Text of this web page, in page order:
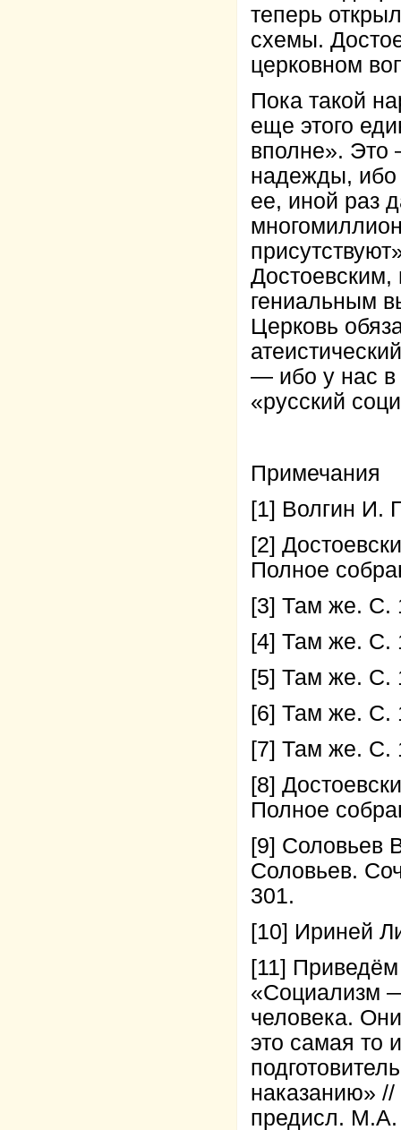
теперь
схемы.
церковном
Пока такой
еще этого
вполне». Это
надежды, ибо
ее, иной раз
Достоевским,
гениальным
Церковь
— ибо у нас в
«русский
Примечания
[1] Волгин И.
[2]
Полное
[3] Там же. С.
[4] Там же. С.
[5] Там же. С.
[6] Там же. С.
[7] Там же. С.
[8]
Полное
[9] Соловьев
Соловьев.
301.
[10] Ириней
[11]
«Социализм —
человека.
это самая то
наказанию» //
предисл.